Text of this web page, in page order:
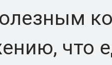
что